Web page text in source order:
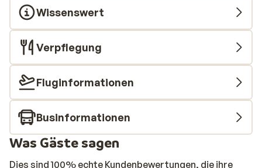
Wissenswert
Verpflegung
Fluginformationen
Businformationen
Was Gäste sagen
Dies sind 100% echte Kundenbewertungen, die ihre